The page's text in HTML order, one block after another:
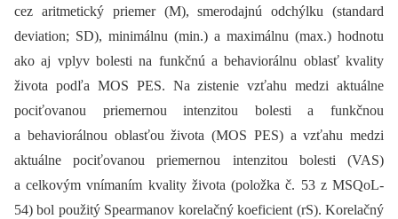
cez aritmetický priemer (M), smerodajnú odchýlku (standard
deviation; SD), minimálnu (min.) a maximálnu (max.) hodnotu
ako aj vplyv bolesti na funkčnú a behaviorálnu oblasť kvality
života podľa MOS PES. Na zistenie vzťahu medzi aktuálne
pociťovanou priemernou intenzitou bolesti a funkčnou
a behaviorálnou oblasťou života (MOS PES) a vzťahu medzi
aktuálne pociťovanou priemernou intenzitou bolesti (VAS)
a celkovým vnímaním kvality života (položka č. 53 z MSQoL-
54) bol použitý Spearmanov korelačný koeficient (rS). Korelačný